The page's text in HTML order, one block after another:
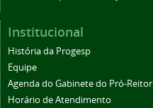
Institucional
História da Progesp
Equipe
Agenda do Gabinete do Pró-Reitor
Horário de Atendimento